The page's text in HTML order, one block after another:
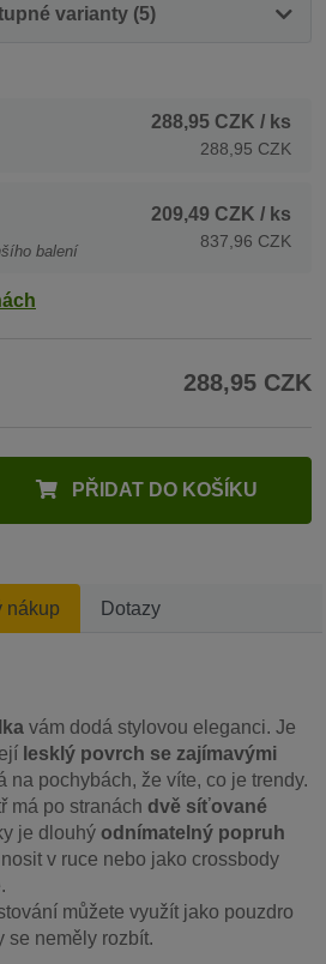
varianty (5)
288,95 CZK / ks
288,95 CZK
balení
209,49 CZK / ks
837,96 CZK
288,95 CZK
PŘIDAT DO KOŠÍKU
nákup Dotazy
vám dodá stylovou eleganci. Je
lesklý povrch se zajímavými
na pochybách, že víte, co je trendy.
má po stranách dvě síťované
je dlouhý odnímatelný popruh
v ruce nebo jako crossbody
můžete využít jako pouzdro
se neměly rozbít.